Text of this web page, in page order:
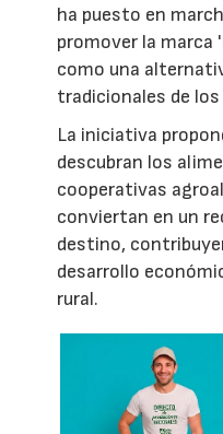
ha puesto en
promover la marca
como una
tradicionales de los
La iniciativa
descubran los
cooperativas
conviertan en un
destino,
desarrollo
rural.